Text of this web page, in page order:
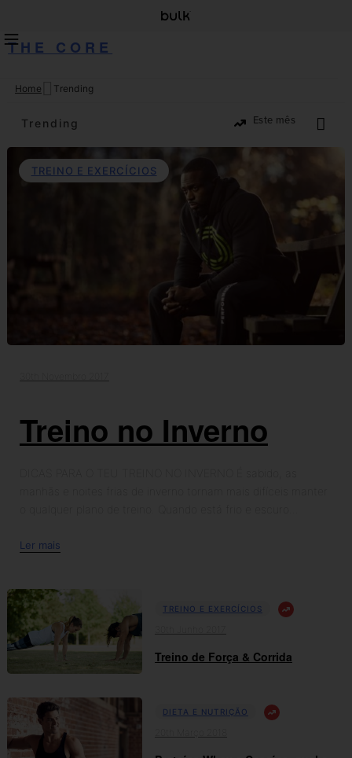
THE CORE
Skip
content
Home Trending
Trending
TREINO E EXERCÍCIOS
Treino no Inverno
Ler mais
TREINO E EXERCÍCIOS
Treino de Força & Corrida
DIETA E NUTRIÇÃO